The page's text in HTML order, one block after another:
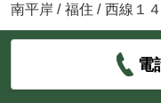
南平岸 / 福住 / 西線１
電